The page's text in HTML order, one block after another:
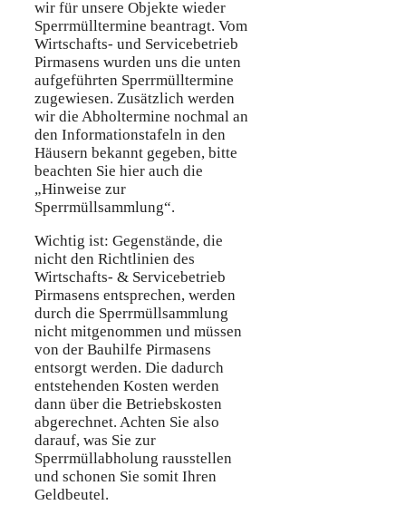
wir für unsere Objekte wieder
Sperrmülltermine beantragt. Vom
Wirtschafts- und Servicebetrieb
Pirmasens wurden uns die unten
aufgeführten Sperrmülltermine
zugewiesen. Zusätzlich werden
wir die Abholtermine nochmal an
den Informationstafeln in den
Häusern bekannt gegeben, bitte
beachten Sie hier auch die
„Hinweise zur
Sperrmüllsammlung“.
Wichtig ist: Gegenstände, die
nicht den Richtlinien des
Wirtschafts- & Servicebetrieb
Pirmasens entsprechen, werden
durch die Sperrmüllsammlung
nicht mitgenommen und müssen
von der Bauhilfe Pirmasens
entsorgt werden. Die dadurch
entstehenden Kosten werden
dann über die Betriebskosten
abgerechnet. Achten Sie also
darauf, was Sie zur
Sperrmüllabholung rausstellen
und schonen Sie somit Ihren
Geldbeutel.